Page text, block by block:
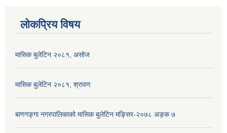
लोकप्रिय विषय
मासिक बुलेटिन २०८१, असोज
मासिक बुलेटिन २०८१, श्रावण
बाणगङ्गा नगरपालिकाको मासिक बुलेटिन मङ्सिर-२०७८ अङ्क ७